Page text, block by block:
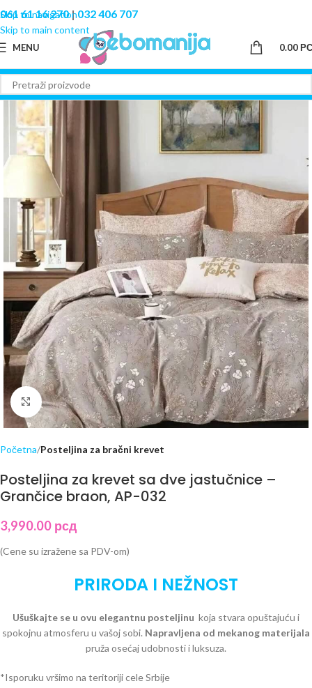
Skip to navigation
Skip to main content
061 61 16 270|032 406 707
MENU 0.00
Click to enlarge
Početna Posteljina za bračni krevet
Posteljina za krevet sa dve jastučnice –
Grančice braon, AP-032
3,990.00 рсд
(Cene su izražene sa PDV-om)
PRIRODA I NEŽNOST
Ušuškajte se u ovu elegantnu posteljinu koja stvara opuštajuću i
spokojnu atmosferu u vašoj sobi. Napravljena od mekanog materijala
pruža osećaj udobnosti i luksuza.
*Isporuku vršimo na teritoriji cele Srbije